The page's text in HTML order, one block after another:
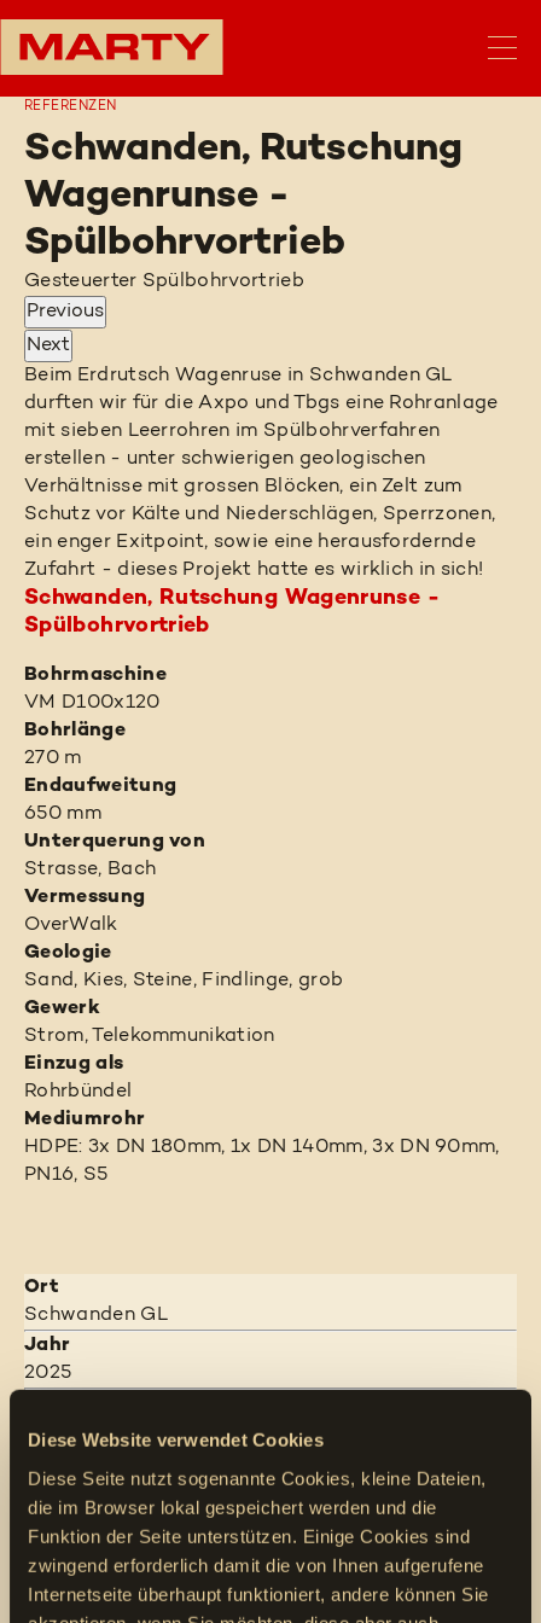
Diese Website verwendet Cookies
Diese Seite nutzt sogenannte Cookies, kleine Dateien,
die im Browser lokal gespeichert werden und die
Funktion der Seite unterstützen. Einige Cookies sind
zwingend erforderlich damit die von Ihnen aufgerufene
Internetseite überhaupt funktioniert, andere können Sie
REFERENZEN
Schwanden, Rutschung
Wagenrunse -
Spülbohrvortrieb
Gesteuerter Spülbohrvortrieb
Previous
Next
Beim Erdrutsch Wagenruse in Schwanden GL
durften wir für die Axpo und Tbgs eine Rohranlage
mit sieben Leerrohren im Spülbohrverfahren
erstellen - unter schwierigen geologischen
Verhältnisse mit grossen Blöcken, ein Zelt zum
Schutz vor Kälte und Niederschlägen, Sperrzonen,
ein enger Exitpoint, sowie eine herausfordernde
Zufahrt - dieses Projekt hatte es wirklich in sich!
Schwanden, Rutschung Wagenrunse -
Spülbohrvortrieb
Bohrmaschine
VM D100x120
Bohrlänge
270 m
Endaufweitung
650 mm
Unterquerung von
Strasse, Bach
Vermessung
OverWalk
Geologie
Sand, Kies, Steine, Findlinge, grob
Gewerk
Strom, Telekommunikation
Einzug als
Rohrbündel
Mediumrohr
HDPE: 3x DN 180mm, 1x DN 140mm, 3x DN 90mm,
PN16, S5
Ort
Schwanden GL
Jahr
2025
4 Monate
Werner Marty
Bauherr
Axpo Grid AG
Parkstrasse 23
5401 Baden